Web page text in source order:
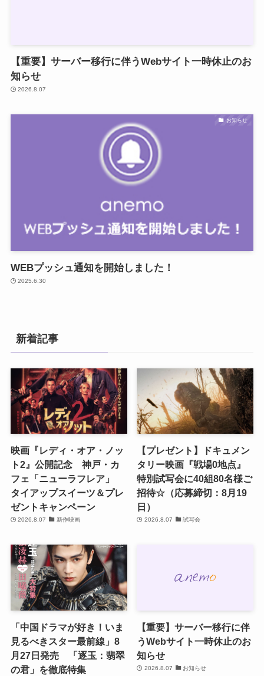
【重要】サーバー移行に伴うWebサイト一時休止のお
知らせ
2026.8.07
お知らせ
WEBプッシュ通知を開始しました！
2025.6.30
新着記事
映画『レディ・オア・ノッ
ト2』公開記念 神戸・カ
フェ「ニューラフレア」
タイアップスイーツ＆プレ
ゼントキャンペーン
2026.8.07 新作映画
【プレゼント】ドキュメン
タリー映画『戦場0地点』
特別試写会に40組80名様ご
招待☆（応募締切：8月19
日）
2026.8.07 試写会
「中国ドラマが好き！いま
見るべきスター最前線」8
月27日発売 「逐玉：翡翠
の君」を徹底特集
【重要】サーバー移行に伴
うWebサイト一時休止のお
知らせ
2026.8.07 お知らせ